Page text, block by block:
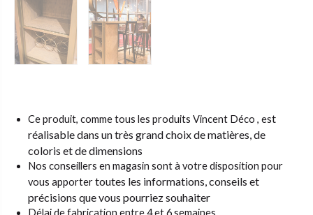
Ce produit, comme tous les produits Vincent Déco , est
réalisable dans un très grand choix de matières, de
coloris et de dimensions
Nos conseillers en magasin sont à votre disposition pour
vous apportertoutes les informations, conseils et
précisions que vous pourriez souhaiter
Délai de fabrication entre 4 et 6 semaines